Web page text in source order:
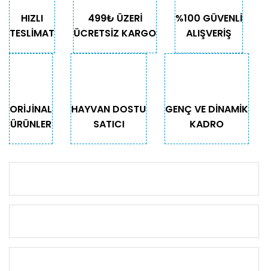
HIZLI
TESLİMAT
499₺ ÜZERİ
ÜCRETSİZ KARGO
%100 GÜVENLİ
ALIŞVERİŞ
ORİJİNAL
ÜRÜNLER
HAYVAN DOSTU
SATICI
GENÇ VE DİNAMİK
KADRO